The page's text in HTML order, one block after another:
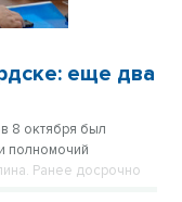
еще два
8 октября был
полномочий
Ранее досрочно
депутатов